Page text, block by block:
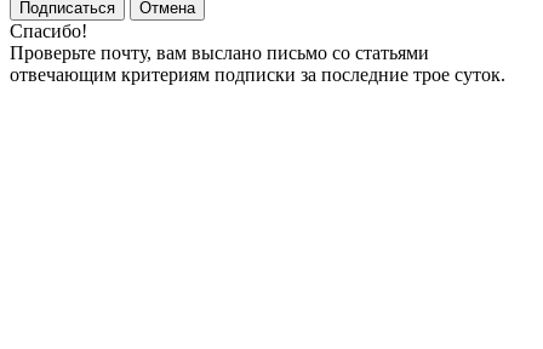
Подписаться
Отмена
Спасибо!
Проверьте почту, вам выслано письмо со статьями
отвечающим критериям подписки за последние трое суток.